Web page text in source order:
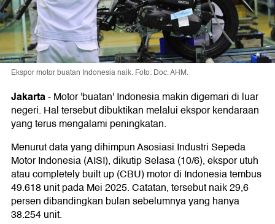
Ekspor motor buatan Indonesia naik. Foto: Doc. AHM.
Jakarta-Motor 'buatan' Indonesia makin digemari di luar
negeri. Hal tersebut dibuktikan melalui ekspor kendaraan
yang terus mengalami peningkatan.
Menurut data yang dihimpun Asosiasi Industri Sepeda
Motor Indonesia (AISI), dikutip Selasa (10/6), ekspor utuh
atau completely built up (CBU) motor di Indonesia tembus
49.618 unit pada Mei 2025. Catatan, tersebut naik 29,6
persen dibandingkan bulan sebelumnya yang hanya
38.254 unit.